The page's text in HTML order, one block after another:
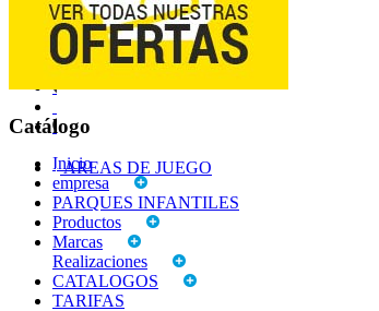
Inicio
empresa
PARQUES INFANTILES
Productos
Marcas
Realizaciones
CATALOGOS
TARIFAS
Catálogo
AREAS DE JUEGO